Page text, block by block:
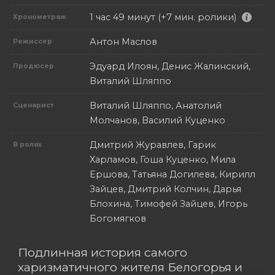
Хронометраж 1 час 49 минут (+7 мин. ролики)
Режиссер Антон Маслов
Продюсер
Эдуард Илоян, Денис Жалинский,
Виталий Шляппо
Сценарист
Виталий Шляппо, Анатолий
Молчанов, Василий Куценко
В ролях
Дмитрий Журавлев, Гарик
Харламов, Гоша Куценко, Мила
Ершова, Татьяна Догилева, Кирилл
Зайцев, Дмитрий Колчин, Дарья
Блохина, Тимофей Зайцев, Игорь
Богомягков
Подлинная история самого
харизматичного жителя Белогорья и